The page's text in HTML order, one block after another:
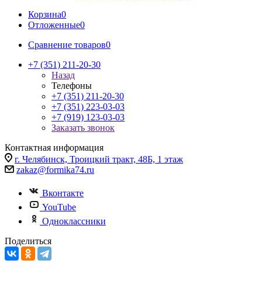
Корзина0
Отложенные0
Сравнение товаров0
+7 (351) 211-20-30
Назад
Телефоны
+7 (351) 211-20-30
+7 (351) 223-03-03
+7 (919) 123-03-03
Заказать звонок
Контактная информация
г. Челябинск, Троицкий тракт, 48Б, 1 этаж
zakaz@formika74.ru
Вконтакте
YouTube
Одноклассники
Поделиться